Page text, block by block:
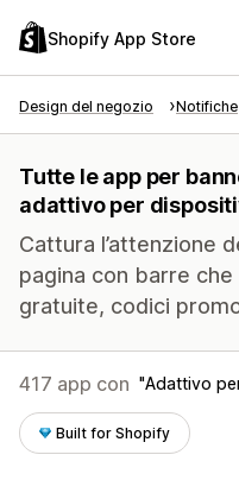
Shopify App Store
Design del negozio Notifiche
Tutte le app per
adattivo per
Cattura l’attenzione
pagina con barre
gratuite, codici
417 app con Adattivo
Built for Shopify